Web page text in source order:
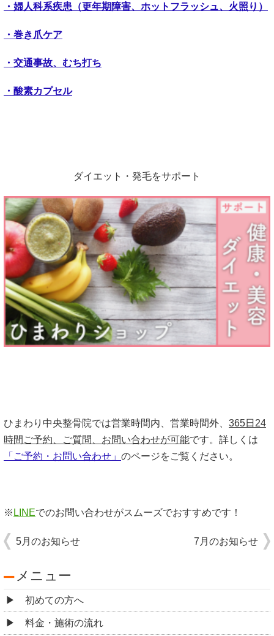
・婦人科系疾患（更年期障害、ホットフラッシュ、火照り）
・巻き爪ケア
・交通事故、むち打ち
・酸素カプセル
ダイエット・発毛をサポート
ひまわり中央整骨院では営業時間内、営業時間外、 365日24
時間ご予約、ご質問、お問い合わせが可能です。詳しくは
「ご予約・お問い合わせ」 のページをご覧ください。
※ LINEでのお問い合わせがスムーズでおすすめです！
5月のお知らせ 7月のお知らせ
メニュー
初めての方へ
料金・施術の流れ